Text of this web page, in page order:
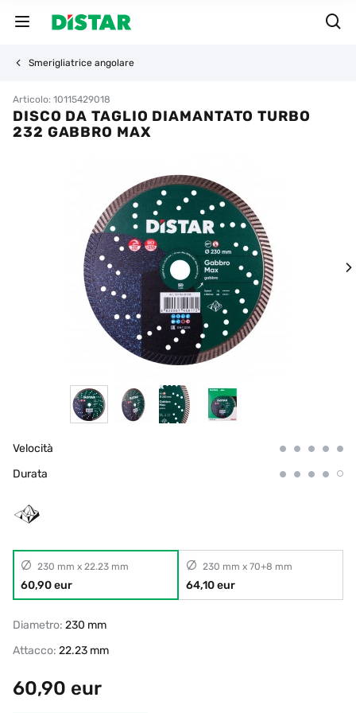
Smerigliatrice angolare
Articolo: 10115429018
DISCO DA TAGLIO DIAMANTATO TURBO
232 GABBRO MAX
Velocità
Durata
230 mm x 22.23 mm
60,90 eur
230 mm x 70+8 mm
64,10 eur
Diametro: 230 mm
Attacco: 22.23 mm
60,90 eur